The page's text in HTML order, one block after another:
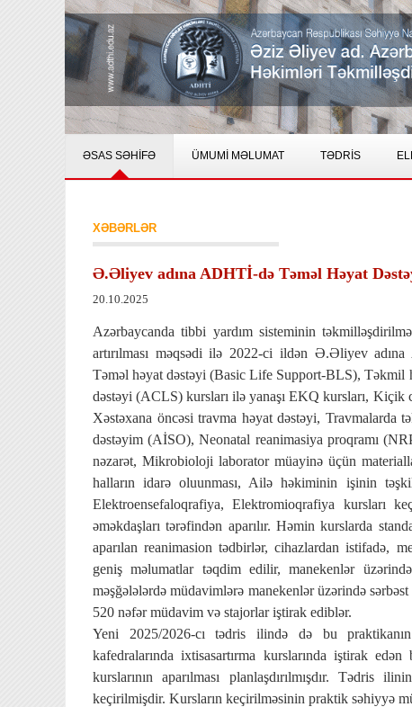
ƏSAS SƏHİFƏ ÜMUMİ MƏLUMAT TƏDRİS
XƏBƏRLƏR
Ə.Əliyev adına ADHTİ-də Təməl Həyat
20.10.2025
Azərbaycanda tibbi yardım sisteminin
artırılması məqsədi ilə 2022-ci ildən Ə.Əliyev
Təməl həyat dəstəyi (Basic Life Support-BLS),
dəstəyi (ACLS) kursları ilə yanaşı EKQ kursları, Kiçik
Xəstəxana öncəsi travma həyat dəstəyi, Travmalarda
dəstəyim (AİSO), Neonatal reanimasiya proqramı
nəzarət, Mikrobioloji laborator müayinə üçün
halların idarə oluunması, Ailə həkiminin işinin
Elektroensefaloqrafiya, Elektromioqrafiya kursları
əməkdaşları tərəfindən aparılır. Həmin kurslarda
aparılan reanimasion tədbirlər, cihazlardan istifadə,
geniş məlumatlar təqdim edilir, manekenlər
məşğələlərdə müdavimlərə manekenlər üzərində
520 nəfər müdavim və stajorlar iştirak ediblər.
Yeni 2025/2026-cı tədris ilində də bu
kafedralarında ixtisasartırma kurslarında iştirak
kurslarının aparılması planlaşdırılmışdır. Tədris
keçirilmişdir. Kursların keçirilməsinin praktik səhiyyə